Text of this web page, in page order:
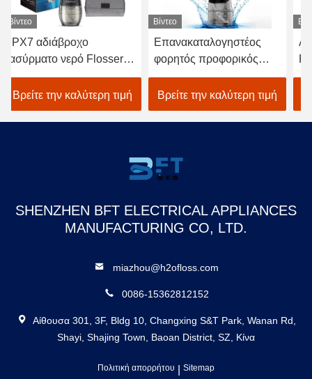
Βίντεο
Επανακαταλογηστέος
φορητός προφορικός
Irrigator νερού ο
ασύρματος Μαύρος
Flosser
Βρείτε την καλύτερη τιμή
Βίντεο
Ασύρματο οδοντικό νερό
Flosser, άσπρο ασύρματο
επίλεκτο νερό Flosser της
FCC
Βρείτε την καλύτερη τιμή
SHENZHEN BFT ELECTRICAL APPLIANCES
MANUFACTURING CO, LTD.
miazhou@h2ofloss.com
0086-15362812152
Αίθουσα 301, 3F, Bldg 10, Changxing S&T Park, Wanan Rd,
Shayi, Shajing Town, Baoan District, SZ, Κίνα
Πολιτική απορρήτου | Sitemap